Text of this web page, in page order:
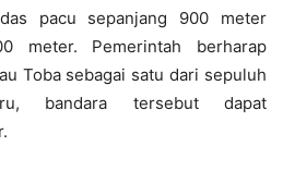
pacu sepanjang 900 meter
meter. Pemerintah berharap
Toba sebagai satu dari sepuluh
bandara tersebut dapat